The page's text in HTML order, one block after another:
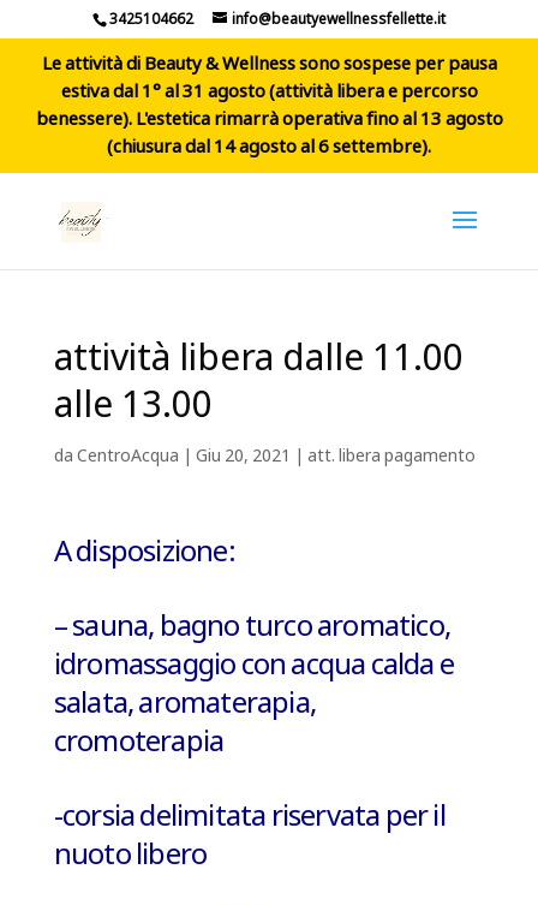
3425104662 info@beautyewellnessfellette.it
Le attività di Beauty & Wellness sono sospese per pausa
estiva dal 1° al 31 agosto (attività libera e percorso
benessere). L'estetica rimarrà operativa fino al 13 agosto
(chiusura dal 14 agosto al 6 settembre).
attività libera dalle 11.00
alle 13.00
daCentroAcqua | Giu 20, 2021 | att. libera pagamento
A disposizione:
– sauna, bagno turco aromatico,
idromassaggio con acqua calda e
salata, aromaterapia,
cromoterapia
-corsia delimitata riservata per il
nuoto libero